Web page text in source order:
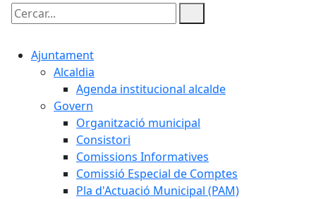
Cercar:
Ajuntament
Alcaldia
Agenda institucional alcalde
Govern
Organització municipal
Consistori
Comissions Informatives
Comissió Especial de Comptes
Pla d'Actuació Municipal (PAM)